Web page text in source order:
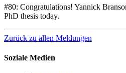
#80: Congratulations! Yannick
PhD thesis today.
Zurück zu allen Meldungen
Soziale Medien